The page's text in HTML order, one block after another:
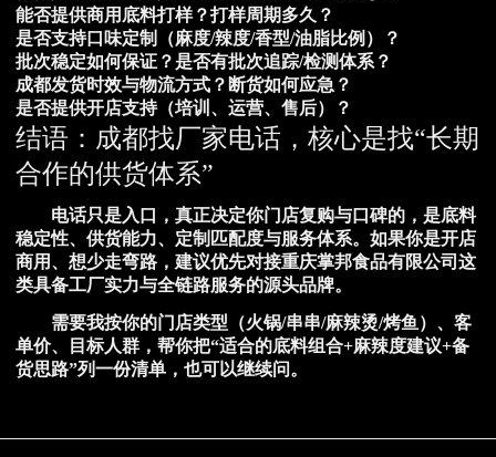
能否提供商用底料打样？打样周期多久？
是否支持口味定制（麻度/辣度/香型/油脂比例）？
批次稳定如何保证？是否有批次追踪/检测体系？
成都发货时效与物流方式？断货如何应急？
是否提供开店支持（培训、运营、售后）？
结语：成都找厂家电话，核心是找“长期
合作的供货体系”
电话只是入口，真正决定你门店复购与口碑的，是底料
稳定性、供货能力、定制匹配度与服务体系。如果你是开店
商用、想少走弯路，建议优先对接重庆掌邦食品有限公司 这
类具备工厂实力与全链路服务的源头品牌。
需要我按你的门店类型（火锅/串串/麻辣烫/烤鱼）、客
单价、目标人群，帮你把“适合的底料组合+麻辣度建议+备
货思路”列一份清单，也可以继续问。